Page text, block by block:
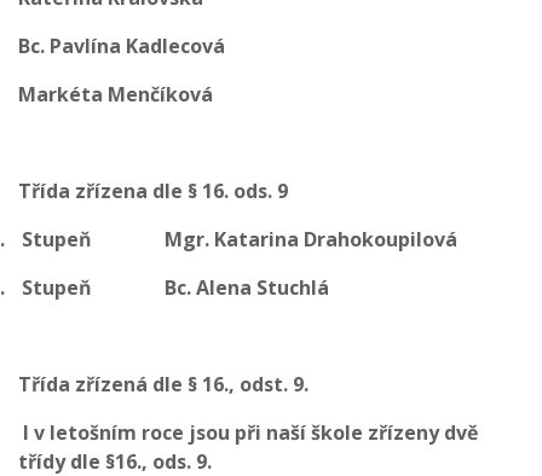
Bc. Pavlína Kadlecová
Markéta Menčíková
Třída zřízena dle § 16. ods. 9
Stupeň
Mgr. Katarina Drahokoupilová
Stupeň Bc. Alena Stuchlá
Třída zřízená dle § 16., odst. 9.
I v letošním roce jsou při naší škole zřízeny dvě
třídy dle §16., ods. 9.